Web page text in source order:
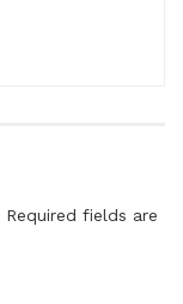
Required fields are